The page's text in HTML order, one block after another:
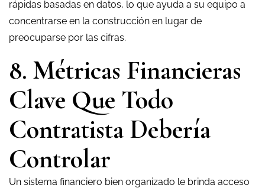
rápidas basadas en datos, lo que ayuda a su equipo a
concentrarse en la construcción en lugar de
preocuparse por las cifras.
8. Métricas Financieras
Clave Que Todo
Contratista Debería
Controlar
Un sistema financiero bien organizado le brinda acceso